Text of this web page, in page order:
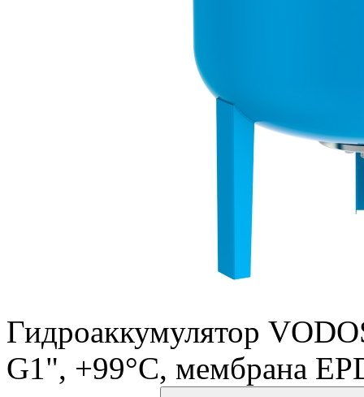
Гидроаккумулятор
G1", +99°C, мембрана